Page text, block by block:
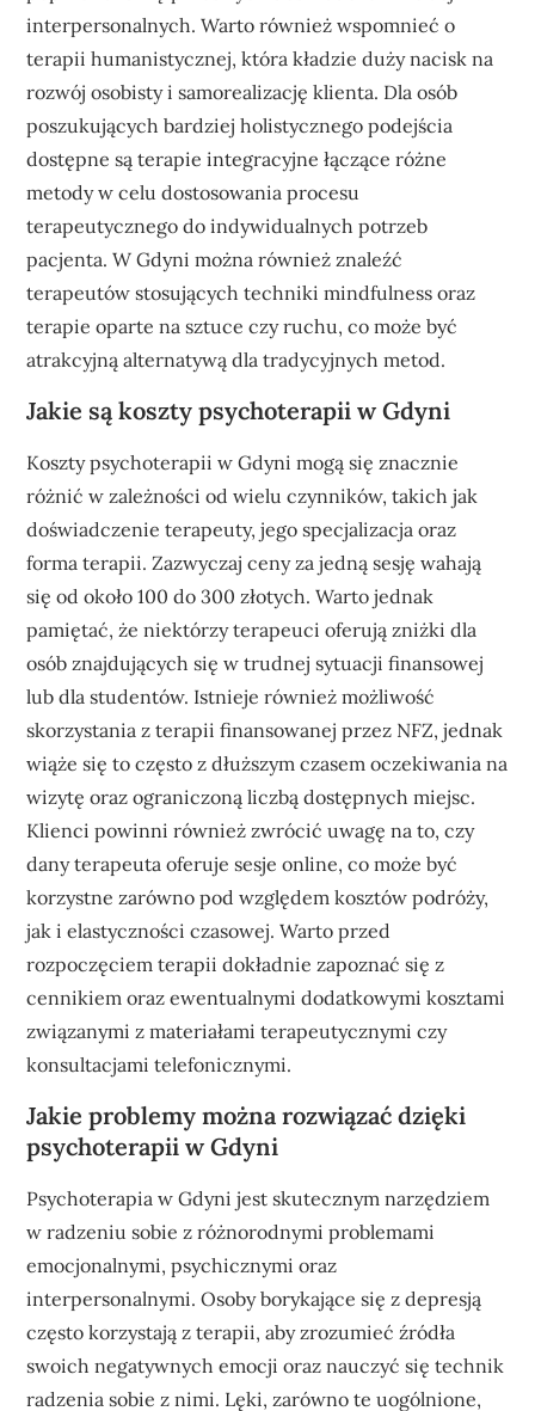
interpersonalnych. Warto również wspomnieć o
terapii humanistycznej, która kładzie duży nacisk na
rozwój osobisty i samorealizację klienta. Dla osób
poszukujących bardziej holistycznego podejścia
dostępne są terapie integracyjne łączące różne
metody w celu dostosowania procesu
terapeutycznego do indywidualnych potrzeb
pacjenta. W Gdyni można również znaleźć
terapeutów stosujących techniki mindfulness oraz
terapie oparte na sztuce czy ruchu, co może być
atrakcyjną alternatywą dla tradycyjnych metod.
Jakie są koszty psychoterapii w Gdyni
Koszty psychoterapii w Gdyni mogą się znacznie
różnić w zależności od wielu czynników, takich jak
doświadczenie terapeuty, jego specjalizacja oraz
forma terapii. Zazwyczaj ceny za jedną sesję wahają
się od około 100 do 300 złotych. Warto jednak
pamiętać, że niektórzy terapeuci oferują zniżki dla
osób znajdujących się w trudnej sytuacji finansowej
lub dla studentów. Istnieje również możliwość
skorzystania z terapii finansowanej przez NFZ, jednak
wiąże się to często z dłuższym czasem oczekiwania na
wizytę oraz ograniczoną liczbą dostępnych miejsc.
Klienci powinni również zwrócić uwagę na to, czy
dany terapeuta oferuje sesje online, co może być
korzystne zarówno pod względem kosztów podróży,
jak i elastyczności czasowej. Warto przed
rozpoczęciem terapii dokładnie zapoznać się z
cennikiem oraz ewentualnymi dodatkowymi kosztami
związanymi z materiałami terapeutycznymi czy
konsultacjami telefonicznymi.
Jakie problemy można rozwiązać dzięki
psychoterapii w Gdyni
Psychoterapia w Gdyni jest skutecznym narzędziem
w radzeniu sobie z różnorodnymi problemami
emocjonalnymi, psychicznymi oraz
interpersonalnymi. Osoby borykające się z depresją
często korzystają z terapii, aby zrozumieć źródła
swoich negatywnych emocji oraz nauczyć się technik
radzenia sobie z nimi. Lęki, zarówno te uogólnione,